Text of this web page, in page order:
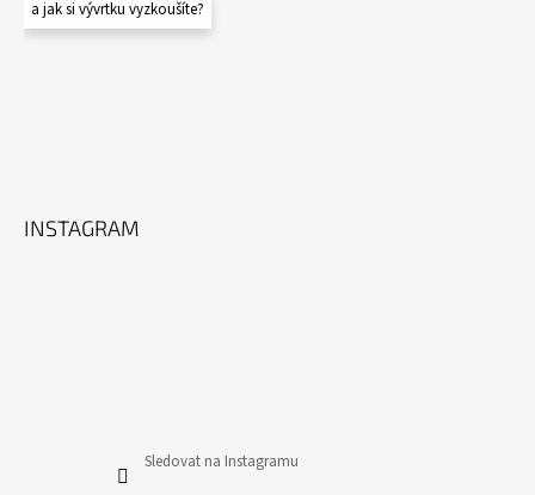
a jak si vývrtku vyzkoušíte?
INSTAGRAM
Sledovat na Instagramu